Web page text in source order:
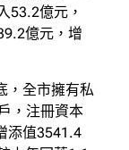
53.2億元，
億元，增
，全市擁有私
，注冊資本
添值3541.4